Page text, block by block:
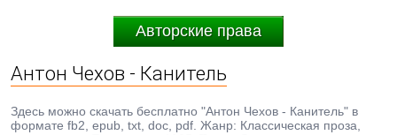
Авторские права
Антон Чехов - Канитель
Здесь можно скачать бесплатно "Антон Чехов - Канитель" в
формате fb2, epub, txt, doc, pdf. Жанр: Классическая проза,